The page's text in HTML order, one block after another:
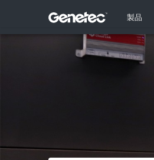
製品